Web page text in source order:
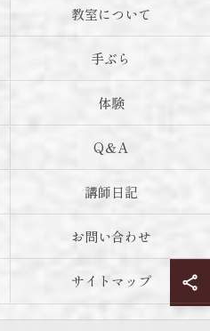
教室について
手ぶら
体験
Q＆A
講師日記
お問い合わせ
サイトマップ